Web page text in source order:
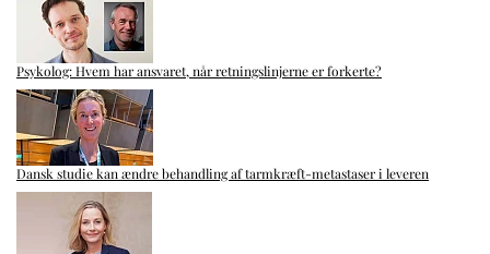
Psykolog: Hvem har ansvaret, når retningslinjerne er forkerte?
Dansk studie kan ændre behandling af tarmkræft-metastaser i leveren